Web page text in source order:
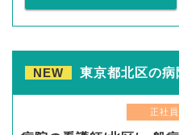
NEW 東京都北区の
正社員